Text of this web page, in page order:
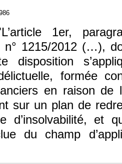
1er,
n° 1215/2012 (…),
disposition
formée
en raison de
sur un plan de
d’insolvabilité, et
du champ